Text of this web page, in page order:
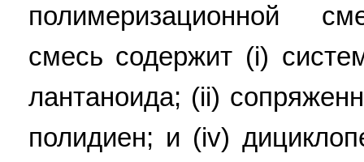
полимеризационной
смесь содержит (i)
лантаноида; (ii)
полидиен; и (iv)